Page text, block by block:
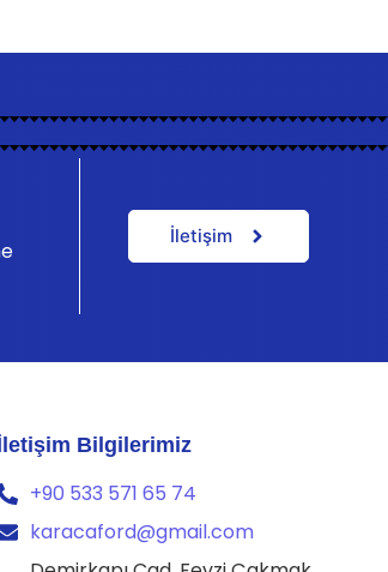
İletişim
Bilgilerimiz
+90 533 571 65 74
karacaford@gmail.com